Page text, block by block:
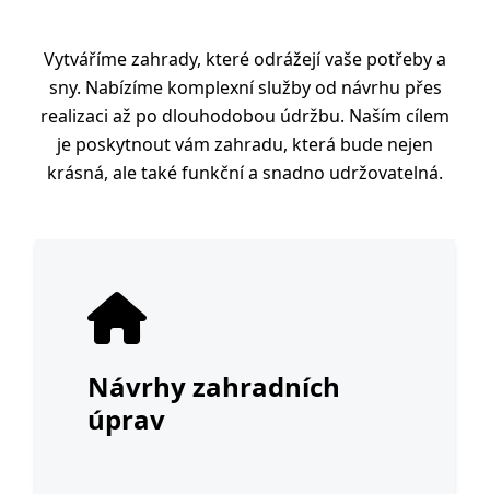
Vytváříme zahrady, které odrážejí vaše potřeby a
sny. Nabízíme komplexní služby od návrhu přes
realizaci až po dlouhodobou údržbu. Naším cílem
je poskytnout vám zahradu, která bude nejen
krásná, ale také funkční a snadno udržovatelná.
Návrhy zahradních
úprav